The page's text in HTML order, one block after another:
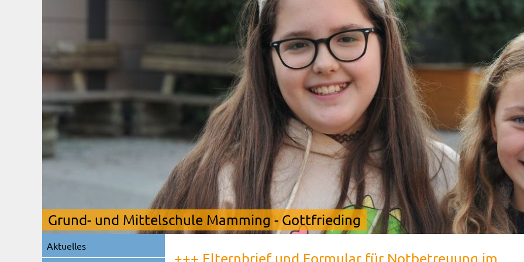
Grund- und Mittelschule Mamming - Gottfrieding
+++ Elternbrief und Formular für Notbetreuung im
Navigation
überspringen
Aktuelles